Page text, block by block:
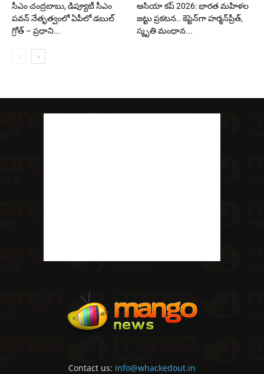
సీఎం చంద్రబాబు, డిప్యూటీ సీఎం
పవన్‌ నేతృత్వంలో ఏపీలో డబుల్‌
గ్రోత్ – ప్రధాని...
ఆసియా కప్ 2026: భారత మహిళల
జట్టు ప్రకటన.. కెప్టెన్‌గా హర్మన్‌ప్రీత్,
స్మృతి మంధాన...
Contact us: info@whackedout.in